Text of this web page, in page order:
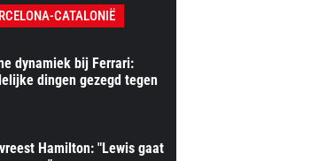
CATALONIË
dynamiek bij Ferrari:
dingen gezegd tegen
Hamilton: "Lewis gaat